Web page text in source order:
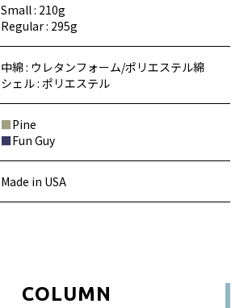
Small : 210g
Regular : 295g
中綿 : ウレタンフォーム/ポリエステル綿
シェル : ポリエステル
■Pine
■Fun Guy
Made in USA
COLUMN